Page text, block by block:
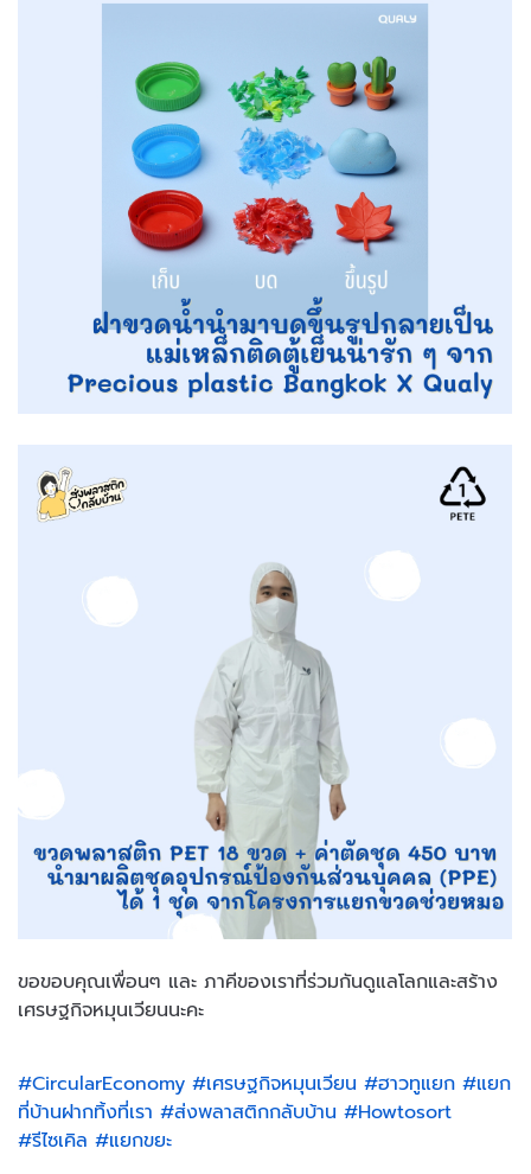
ขอขอบคุณเพื่อนๆ และ ภาคีของเราที่ร่วมกันดูแลโลกและสร้าง
เศรษฐกิจหมุนเวียนนะคะ
#CircularEconomy #เศรษฐกิจหมุนเวียน #ฮาวทูแยก #แยก
ที่บ้านฝากทิ้งที่เรา #ส่งพลาสติกกลับบ้าน #Howtosort
#รีไซเคิล #แยกขยะ